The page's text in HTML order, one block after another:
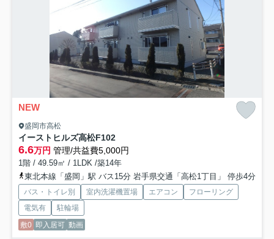
NEW
盛岡市高松
イーストヒルズ高松F102
6.6万円 管理/共益費5,000円
1階 / 49.59㎡ / 1LDK /築14年
東北本線「盛岡」駅 バス15分 岩手県交通「高松1丁目」 停歩4分
バス・トイレ別 室内洗濯機置場 エアコン
フローリング
電気有
駐輪場
敷0 即入居可 動画